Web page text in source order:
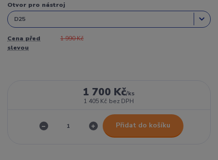
Otvor pro nástroj
Cena před
slevou
1 990 Kč
1 700 Kč/ks
1 405 Kč bez DPH
Přidat do košíku